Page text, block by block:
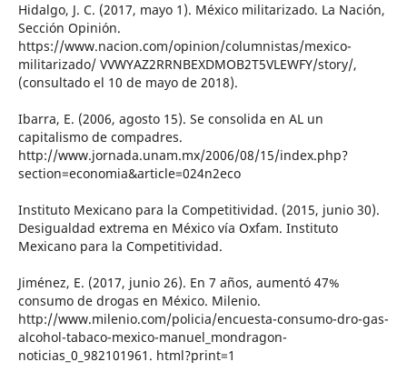
Hidalgo, J. C. (2017, mayo 1). México militarizado. La Nación,
Sección Opinión.
https://www.nacion.com/opinion/columnistas/mexico-
militarizado/ VVWYAZ2RRNBEXDMOB2T5VLEWFY/story/,
(consultado el 10 de mayo de 2018).
Ibarra, E. (2006, agosto 15). Se consolida en AL un
capitalismo de compadres.
http://www.jornada.unam.mx/2006/08/15/index.php?
section=economia&article=024n2eco
Instituto Mexicano para la Competitividad. (2015, junio 30).
Desigualdad extrema en México vía Oxfam. Instituto
Mexicano para la Competitividad.
Jiménez, E. (2017, junio 26). En 7 años, aumentó 47%
consumo de drogas en México. Milenio.
http://www.milenio.com/policia/encuesta-consumo-dro-gas-
alcohol-tabaco-mexico-manuel_mondragon-
noticias_0_982101961. html?print=1